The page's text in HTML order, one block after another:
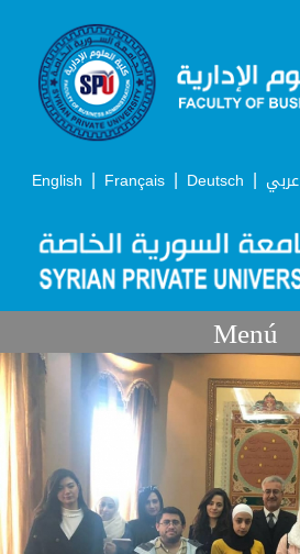
English | Français | Deutsch | عربي
Menú